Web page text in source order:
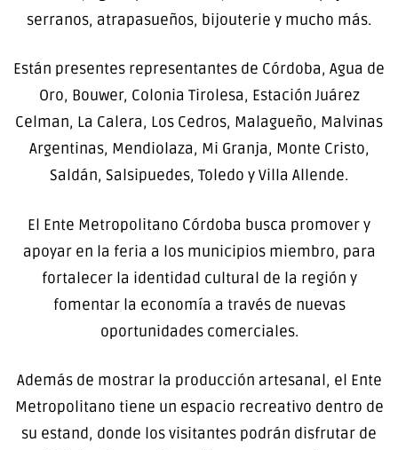
serranos, atrapasueños, bijouterie y mucho más.
Están presentes representantes de Córdoba, Agua de
Oro, Bouwer, Colonia Tirolesa, Estación Juárez
Celman, La Calera, Los Cedros, Malagueño, Malvinas
Argentinas, Mendiolaza, Mi Granja, Monte Cristo,
Saldán, Salsipuedes, Toledo y Villa Allende.
El Ente Metropolitano Córdoba busca promover y
apoyar en la feria a los municipios miembro, para
fortalecer la identidad cultural de la región y
fomentar la economía a través de nuevas
oportunidades comerciales.
Además de mostrar la producción artesanal, el Ente
Metropolitano tiene un espacio recreativo dentro de
su estand, donde los visitantes podrán disfrutar de